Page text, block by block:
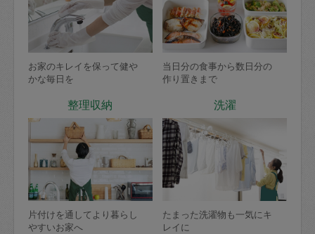
お家のキレイを保って健や
かな毎日を
当日分の食事から数日分の
作り置きまで
整理収納
片付けを通してより暮らし
やすいお家へ
洗濯
たまった洗濯物も一気にキ
レイに